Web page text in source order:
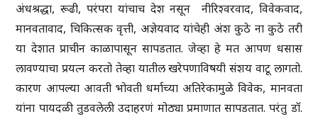
अंधश्रद्धा, रूढी, परंपरा यांचाच देश नसून नीरिश्वरवाद, विवेकवाद,
मानवतावाद, चिकित्सक वृत्ती, अज्ञेयवाद यांचेही अंश कुठे ना कुठे तरी
या देशात प्राचीन काळापासून सापडतात. जेव्हा हे मत आपण धसास
लावण्याचा प्रयत्न करतो तेव्हा यातील खरेपणाविषयी संशय वाटू लागतो.
कारण आपल्या आवती भोवती धर्माच्या अतिरेकामुळे विवेक, मानवता
यांना पायदळी तुडवलेली उदाहरणं मोठ्या प्रमाणात सापडतात. परंतु डॉ.